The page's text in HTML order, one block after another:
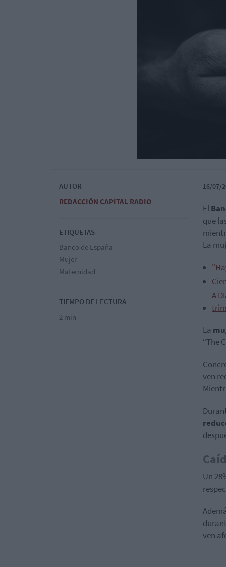
AUTOR
REDACCIÓN CAPITAL RADIO
ETIQUETAS
Banco de España
Mujer
Maternidad
TIEMPO DE LECTURA
2 min
16/07/
El
que
La
A
La
“The
ven
Un
ven